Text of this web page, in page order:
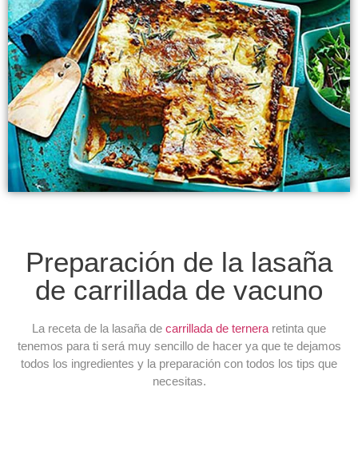
Preparación de la lasaña
de carrillada de vacuno
La receta de la lasaña de carrillada de ternera retinta que
tenemos para ti será muy sencillo de hacer ya que te dejamos
todos los ingredientes y la preparación con todos los tips que
necesitas.